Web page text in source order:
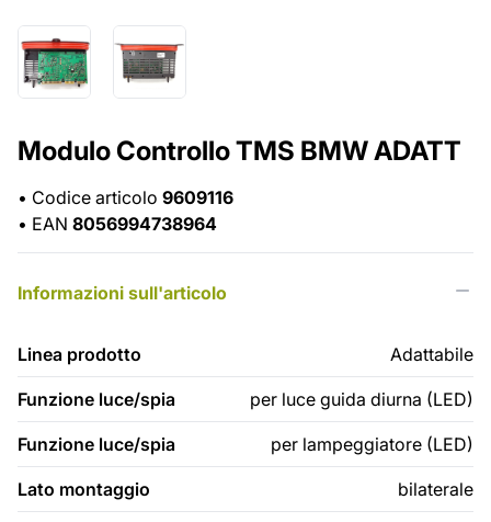
Modulo Controllo TMS BMW ADATT
• Codice articolo 9609116
• EAN 8056994738964
Informazioni sull'articolo
Linea prodotto Adattabile
Funzione luce/spia per luce guida diurna (LED)
Funzione luce/spia per lampeggiatore (LED)
Lato montaggio bilaterale